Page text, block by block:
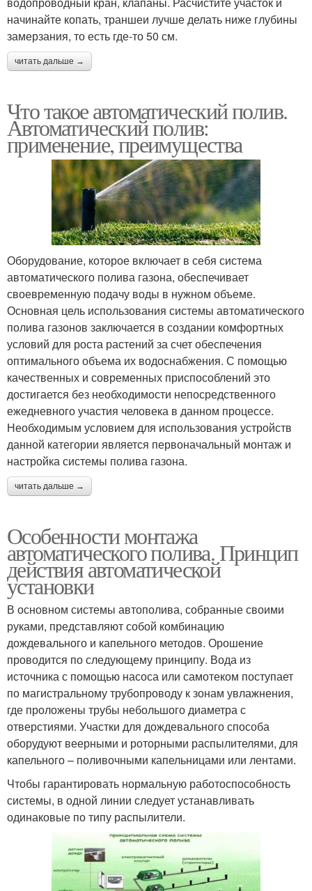
начинайте копать, траншеи лучше делать ниже глубины
замерзания, то есть где-то 50 см.
читать дальше →
Что такое автоматический полив.
Автоматический полив:
применение, преимущества
Оборудование, которое включает в себя система
автоматического полива газона, обеспечивает
своевременную подачу воды в нужном объеме.
Основная цель использования системы автоматического
полива газонов заключается в создании комфортных
условий для роста растений за счет обеспечения
оптимального объема их водоснабжения. С помощью
качественных и современных приспособлений это
достигается без необходимости непосредственного
ежедневного участия человека в данном процессе.
Необходимым условием для использования устройств
данной категории является первоначальный монтаж и
настройка системы полива газона.
читать дальше →
Особенности монтажа
автоматического полива. Принцип
действия автоматической
установки
В основном системы автополива, собранные своими
руками, представляют собой комбинацию
дождевального и капельного методов. Орошение
проводится по следующему принципу. Вода из
источника с помощью насоса или самотеком поступает
по магистральному трубопроводу к зонам увлажнения,
где проложены трубы небольшого диаметра с
отверстиями. Участки для дождевального способа
оборудуют веерными и роторными распылителями, для
капельного – поливочными капельницами или лентами.
Чтобы гарантировать нормальную работоспособность
системы, в одной линии следует устанавливать
одинаковые по типу распылители.